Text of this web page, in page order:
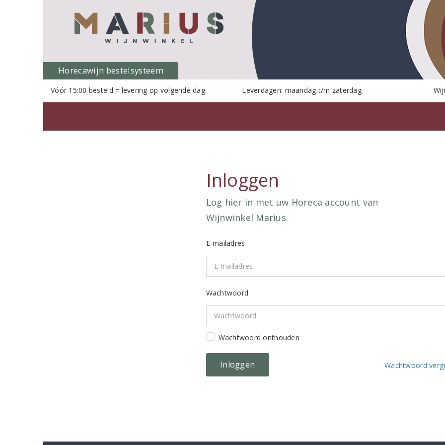
Horecawijn bestelsysteem
Vóór 15:00 besteld = levering op volgende dag Leverdagen: maandag t/m zaterdag
Inloggen
Log hier in met uw Horeca account van
Wijnwinkel Marius.
E-mailadres
Wachtwoord
Wachtwoord onthouden
Wachtwoord